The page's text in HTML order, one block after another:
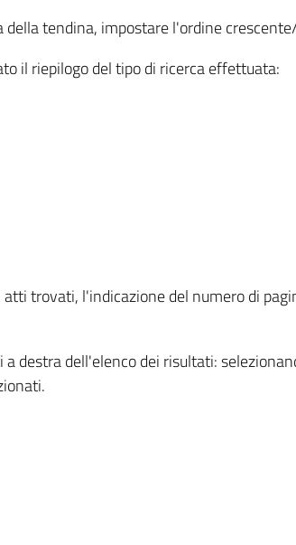
tendina, impostare l'ordine
il riepilogo del tipo di ricerca effettuata:
trovati, l'indicazione del numero di
destra dell'elenco dei risultati: